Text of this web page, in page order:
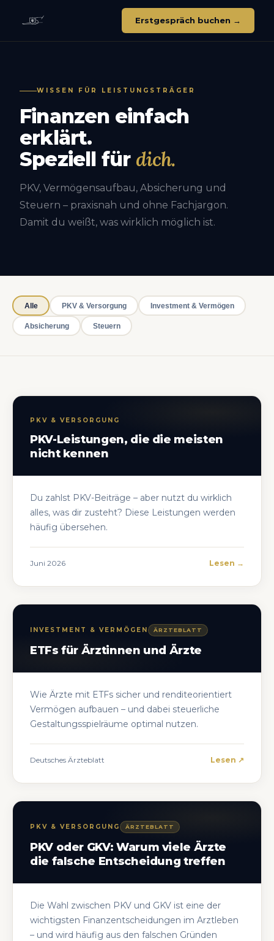
Erstgespräch buchen →
WISSEN FÜR LEISTUNGSTRÄGER
Finanzen einfach
erklärt.
Speziell für dich.
PKV, Vermögensaufbau, Absicherung und
Steuern – praxisnah und ohne Fachjargon.
Damit du weißt, was wirklich möglich ist.
Alle PKV & Versorgung Investment & Vermögen
Absicherung Steuern
PKV & VERSORGUNG
PKV-Leistungen, die die meisten
nicht kennen
Du zahlst PKV-Beiträge – aber nutzt du wirklich
alles, was dir zusteht? Diese Leistungen werden
häufig übersehen.
Juni 2026 Lesen →
INVESTMENT & VERMÖGEN ÄRZTEBLATT
ETFs für Ärztinnen und Ärzte
Wie Ärzte mit ETFs sicher und renditeorientiert
Vermögen aufbauen – und dabei steuerliche
Gestaltungsspielräume optimal nutzen.
Deutsches Ärzteblatt Lesen ↗
PKV & VERSORGUNG ÄRZTEBLATT
PKV oder GKV: Warum viele Ärzte
die falsche Entscheidung treffen
Die Wahl zwischen PKV und GKV ist eine der
wichtigsten Finanzentscheidungen im Arztleben
– und wird häufig aus den falschen Gründen